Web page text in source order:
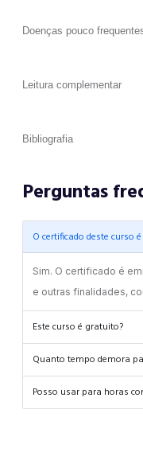
Doenças pouco
Leitura complementar
Bibliografia
Perguntas
O certificado deste curso
Sim. O certificado é
e outras finalidades,
Este curso é gratuito?
Quanto tempo demora
Posso usar para horas